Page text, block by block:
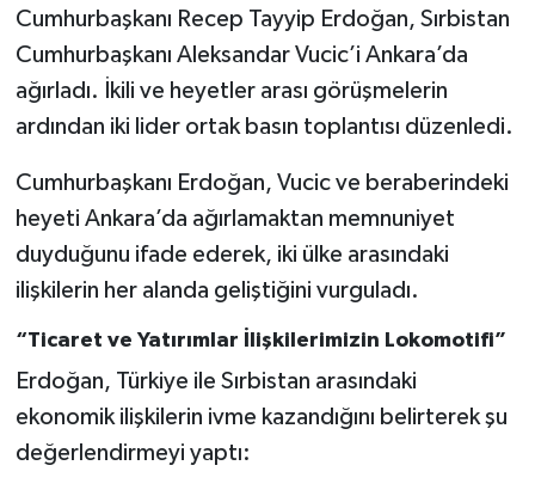
Cumhurbaşkanı Recep Tayyip Erdoğan, Sırbistan
Cumhurbaşkanı Aleksandar Vucic’i Ankara’da
ağırladı. İkili ve heyetler arası görüşmelerin
ardından iki lider ortak basın toplantısı düzenledi.
Cumhurbaşkanı Erdoğan, Vucic ve beraberindeki
heyeti Ankara’da ağırlamaktan memnuniyet
duyduğunu ifade ederek, iki ülke arasındaki
ilişkilerin her alanda geliştiğini vurguladı.
“Ticaret ve Yatırımlar İlişkilerimizin Lokomotifi”
Erdoğan, Türkiye ile Sırbistan arasındaki
ekonomik ilişkilerin ivme kazandığını belirterek şu
değerlendirmeyi yaptı: